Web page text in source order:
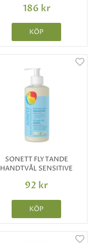
186 kr
KÖP
SONETT FLYTANDE
HANDTVÅL SENSITIVE
92 kr
KÖP